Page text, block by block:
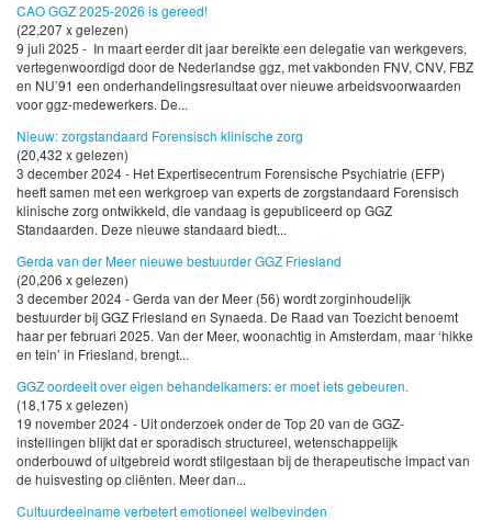
CAO GGZ 2025-2026 is gereed!
(22,207 x gelezen)
9 juli 2025 - In maart eerder dit jaar bereikte een delegatie van werkgevers,
vertegenwoordigd door de Nederlandse ggz, met vakbonden FNV, CNV, FBZ
en NU’91 een onderhandelingsresultaat over nieuwe arbeidsvoorwaarden
voor ggz-medewerkers. De...
Nieuw: zorgstandaard Forensisch klinische zorg
(20,432 x gelezen)
3 december 2024 - Het Expertisecentrum Forensische Psychiatrie (EFP)
heeft samen met een werkgroep van experts de zorgstandaard Forensisch
klinische zorg ontwikkeld, die vandaag is gepubliceerd op GGZ
Standaarden. Deze nieuwe standaard biedt...
Gerda van der Meer nieuwe bestuurder GGZ Friesland
(20,206 x gelezen)
3 december 2024 - Gerda van der Meer (56) wordt zorginhoudelijk
bestuurder bij GGZ Friesland en Synaeda. De Raad van Toezicht benoemt
haar per februari 2025. Van der Meer, woonachtig in Amsterdam, maar ‘hikke
en tein’ in Friesland, brengt...
GGZ oordeelt over eigen behandelkamers: er moet iets gebeuren.
(18,175 x gelezen)
19 november 2024 - Uit onderzoek onder de Top 20 van de GGZ-
instellingen blijkt dat er sporadisch structureel, wetenschappelijk
onderbouwd of uitgebreid wordt stilgestaan bij de therapeutische impact van
de huisvesting op cliënten. Meer dan...
Cultuurdeelname verbetert emotioneel welbevinden